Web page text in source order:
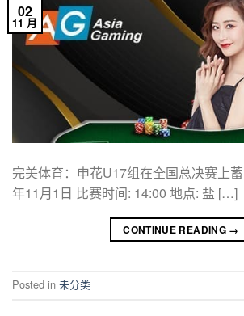
02
11 月
完美体育：申花U17组在全国总决赛上
年11月1日 比赛时间: 14:00 地点: 盐 […]
CONTINUE READING →
Posted in 未分类